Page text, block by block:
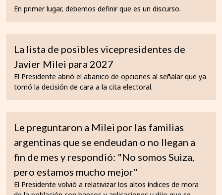
En primer lugar, debemos definir que es un discurso.
La lista de posibles vicepresidentes de
Javier Milei para 2027
El Presidente abrió el abanico de opciones al señalar que ya
tomó la decisión de cara a la cita electoral.
Le preguntaron a Milei por las familias
argentinas que se endeudan o no llegan a
fin de mes y respondió: "No somos Suiza,
pero estamos mucho mejor"
El Presidente volvió a relativizar los altos índices de mora